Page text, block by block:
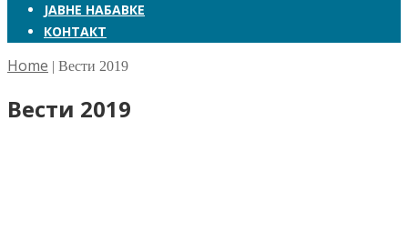
ЈАВНЕ НАБАВКЕ
КОНТАКТ
Home | Вести 2019
Вести 2019